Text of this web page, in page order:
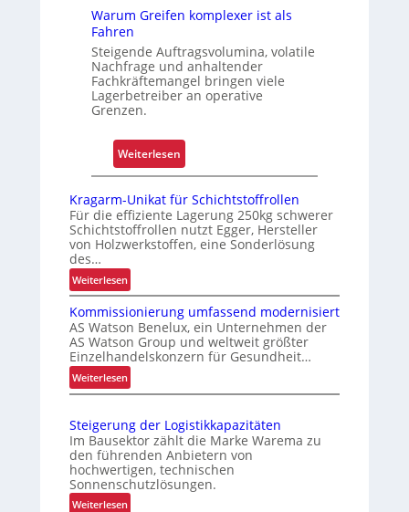
t
s
K
u
e
n
r
l
e
i
s
Warum Greifen komplexer ist als
Fahren
Steigende Auftragsvolumina, volatile
Nachfrage und anhaltender
Fachkräftemangel bringen viele
Lagerbetreiber an operative
Grenzen.
Weiterlesen:
W
r
u
m
e
i
f
e
o
m
p
l
Kragarm-Unikat für Schichtstoffrollen
Für die effiziente Lagerung 250kg schwerer
Schichtstoffrollen nutzt Egger, Hersteller
von Holzwerkstoffen, eine Sonderlösung
des…
Weiterlesen:
K
r
a
g
a
r
m
U
n
i
k
a
Kommissionierung umfassend modernisiert
AS Watson Benelux, ein Unternehmen der
AS Watson Group und weltweit größter
Einzelhandelskonzern für Gesundheit…
Weiterlesen:
K
m
m
i
s
s
Steigerung der Logistikkapazitäten
Im Bausektor zählt die Marke Warema zu
den führenden Anbietern von
hochwertigen, technischen
Sonnenschutzlösungen.
Weiterlesen: